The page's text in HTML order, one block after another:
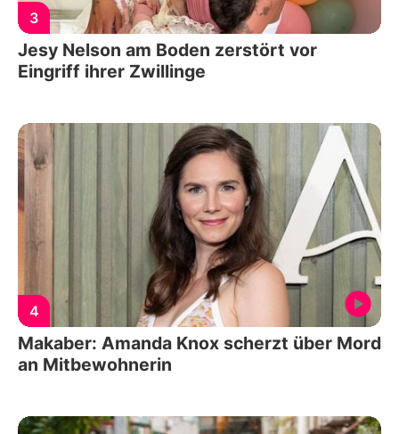
3
Jesy Nelson am Boden zerstört vor
Eingriff ihrer Zwillinge
4
Makaber: Amanda Knox scherzt über Mord
an Mitbewohnerin